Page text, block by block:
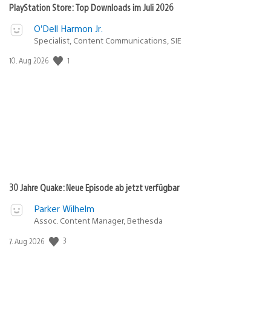
PlayStation Store: Top Downloads im Juli 2026
O’Dell Harmon Jr.
Specialist, Content Communications, SIE
Veröffentlichungsdatum:
10. Aug 2026 1
30 Jahre Quake: Neue Episode ab jetzt verfügbar
Parker Wilhelm
Assoc. Content Manager, Bethesda
Veröffentlichungsdatum:
7. Aug 2026 3